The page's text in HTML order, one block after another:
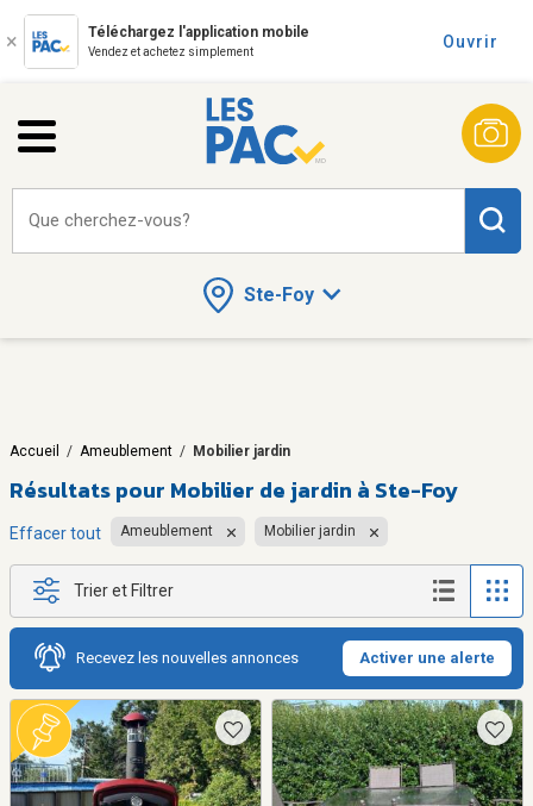
Téléchargez l'application mobile
Vendez et achetez simplement
Ouvrir
Ste-Foy
Que cherchez-vous?
Accueil / Ameublement / Mobilier jardin
Résultats pour Mobilier de jardin à Ste-Foy
Effacer tout Ameublement Mobilier jardin
Trier et Filtrer
Recevez les nouvelles annonces Activer une alerte